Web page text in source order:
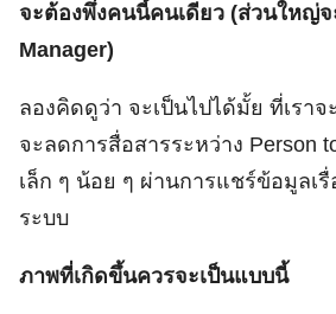
จะต้องพึ่งคนนี้คนเดียว (ส่วนใหญ่จ
Manager)
ลองคิดดูว่า จะเป็นไปได้มั้ย ที่เราจ
จะลดการสื่อสารระหว่าง Person
เล็ก ๆ น้อย ๆ ผ่านการแชร์ข้อมูลเรื่
ระบบ
ภาพที่เกิดขึ้นควรจะเป็นแบบนี้